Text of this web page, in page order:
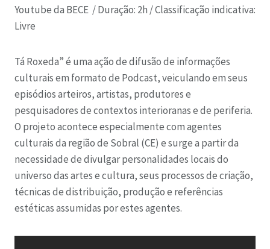
Youtube da BECE / Duração: 2h / Classificação indicativa:
Livre
Tá Roxeda” é uma ação de difusão de informações
culturais em formato de Podcast, veiculando em seus
episódios arteiros, artistas, produtores e
pesquisadores de contextos interioranas e de periferia.
O projeto acontece especialmente com agentes
culturais da região de Sobral (CE) e surge a partir da
necessidade de divulgar personalidades locais do
universo das artes e cultura, seus processos de criação,
técnicas de distribuição, produção e referências
estéticas assumidas por estes agentes.